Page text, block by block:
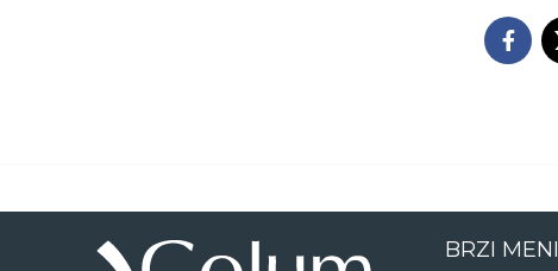
BRZI MENI